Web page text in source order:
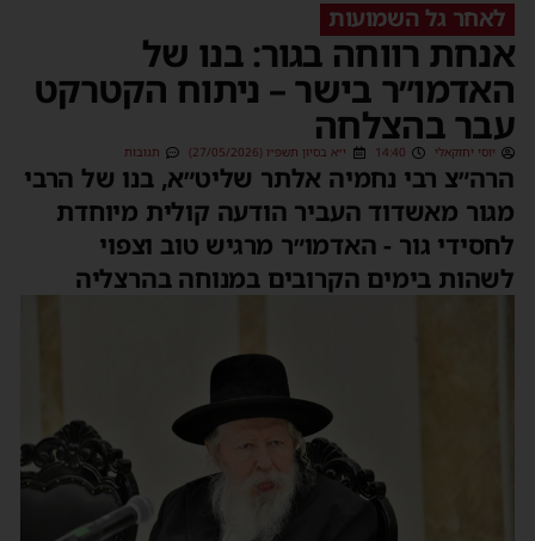
לאחר גל השמועות
אנחת רווחה בגור: בנו של
האדמו״ר בישר – ניתוח הקטרקט
עבר בהצלחה
יוסי יחזקאלי 14:40 י״א בסיון תשפ״ו (27/05/2026) תגובות
הרה״צ רבי נחמיה אלתר שליט״א, בנו של הרבי
מגור מאשדוד העביר הודעה קולית מיוחדת
לחסידי גור - האדמו״ר מרגיש טוב וצפוי
לשהות בימים הקרובים במנוחה בהרצליה